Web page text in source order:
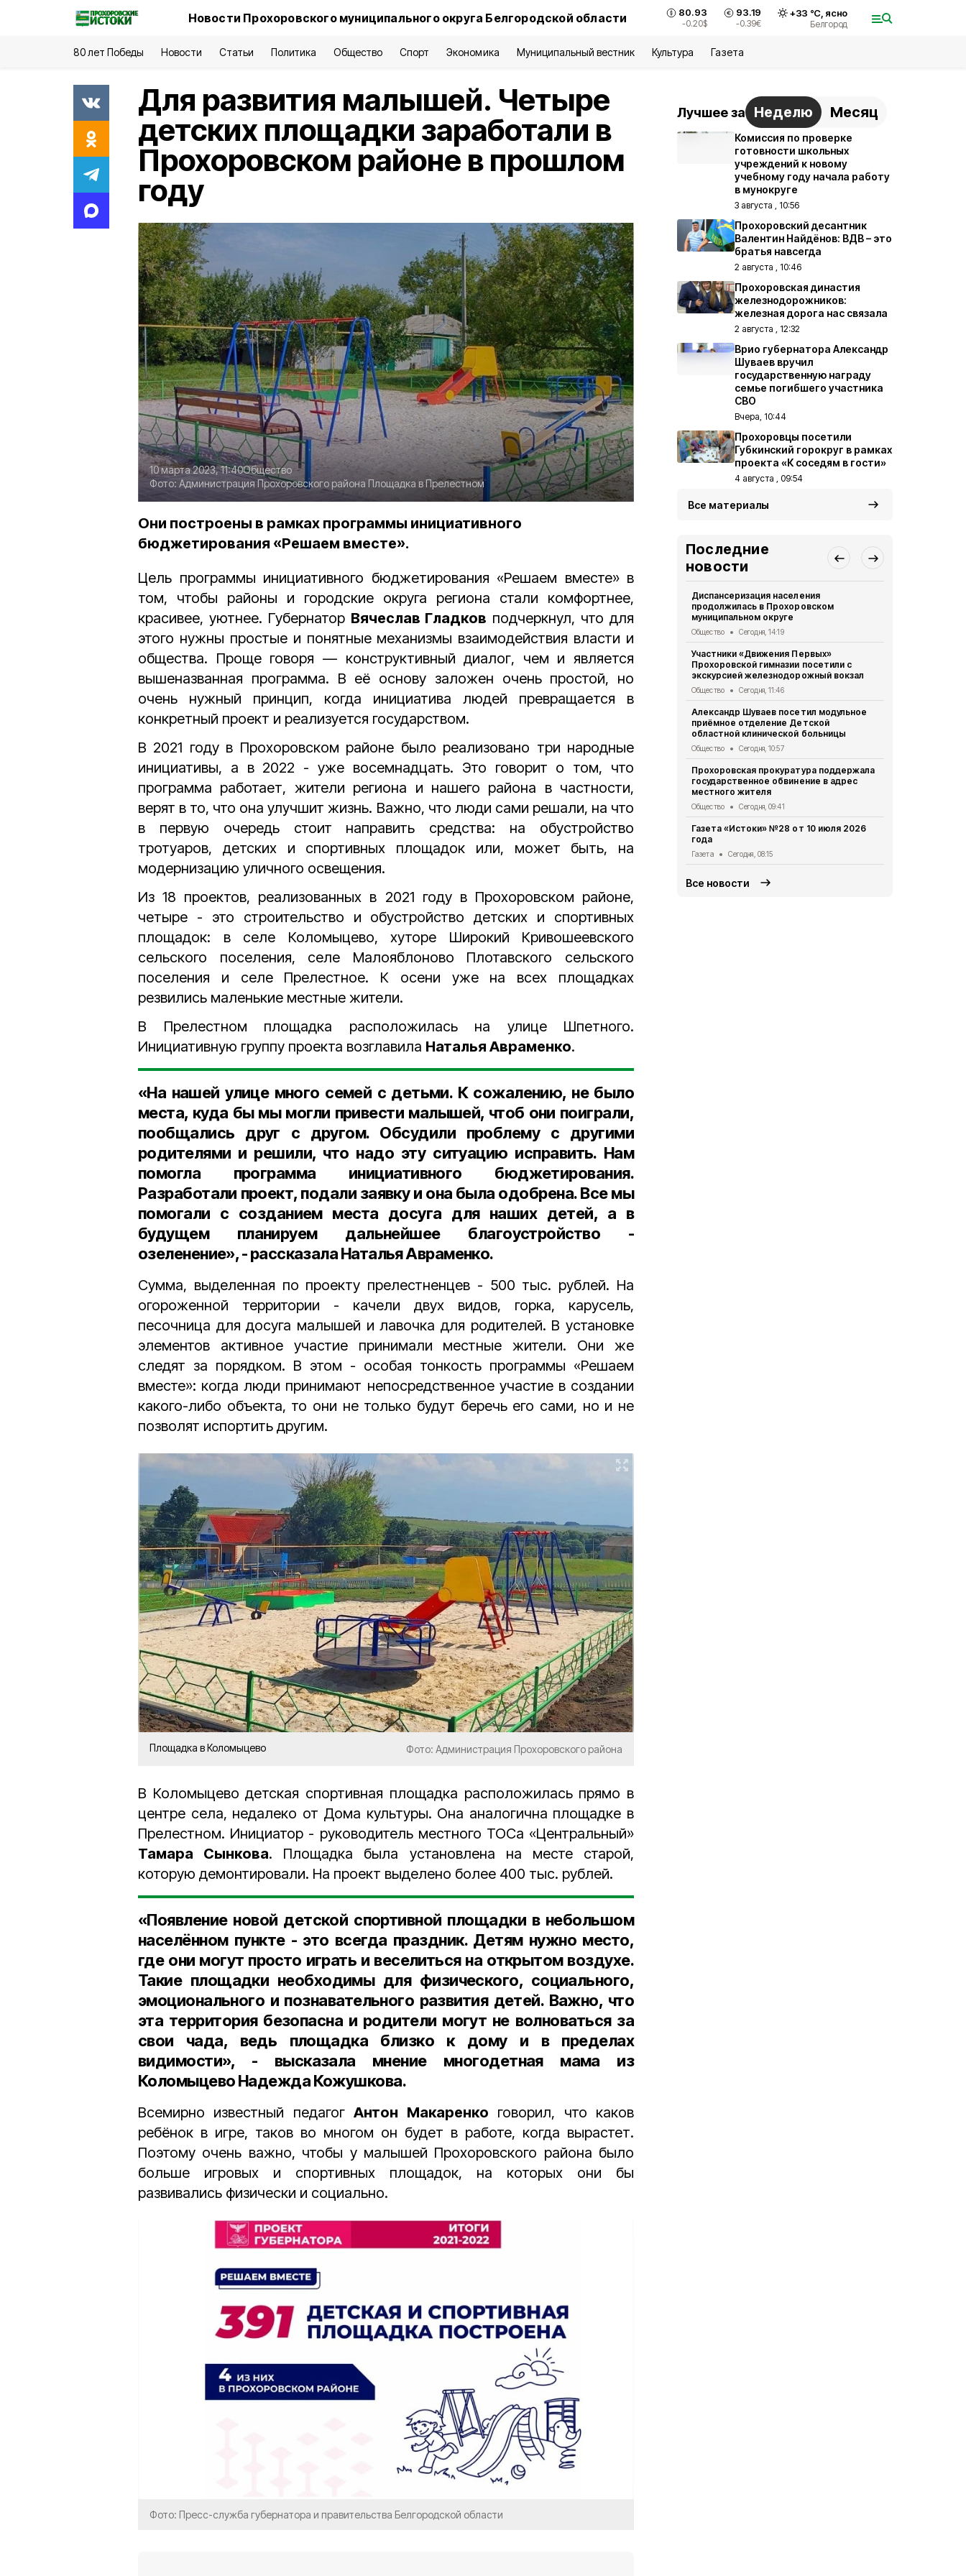
Новости Прохоровского муниципального округа Белгородской области 80.93
-0.20$
93.19
-0.39€
+33 °С, ясно
Белгород
80 лет Победы Новости Статьи Политика Общество Спорт Экономика Муниципальный вестник Культура Газета
Для развития малышей. Четыре
детских площадки заработали в
Прохоровском районе в прошлом
году
10 марта 2023, 11:40Общество
Фото: Администрация Прохоровского района Площадка в Прелестном
Они построены в рамках программы инициативного
бюджетирования «Решаем вместе».
Цель программы инициативного бюджетирования «Решаем вместе» в
том, чтобы районы и городские округа региона стали комфортнее,
красивее, уютнее. Губернатор Вячеслав Гладков подчеркнул, что для
этого нужны простые и понятные механизмы взаимодействия власти и
общества. Проще говоря — конструктивный диалог, чем и является
вышеназванная программа. В её основу заложен очень простой, но
очень нужный принцип, когда инициатива людей превращается в
конкретный проект и реализуется государством.
В 2021 году в Прохоровском районе было реализовано три народные
инициативы, а в 2022 - уже восемнадцать. Это говорит о том, что
программа работает, жители региона и нашего района в частности,
верят в то, что она улучшит жизнь. Важно, что люди сами решали, на что
в первую очередь стоит направить средства: на обустройство
тротуаров, детских и спортивных площадок или, может быть, на
модернизацию уличного освещения.
Из 18 проектов, реализованных в 2021 году в Прохоровском районе,
четыре - это строительство и обустройство детских и спортивных
площадок: в селе Коломыцево, хуторе Широкий Кривошеевского
сельского поселения, селе Малояблоново Плотавского сельского
поселения и селе Прелестное. К осени уже на всех площадках
резвились маленькие местные жители.
В Прелестном площадка расположилась на улице Шпетного.
Инициативную группу проекта возглавила Наталья Авраменко.
«На нашей улице много семей с детьми. К сожалению, не было
места, куда бы мы могли привести малышей, чтоб они поиграли,
пообщались друг с другом. Обсудили проблему с другими
родителями и решили, что надо эту ситуацию исправить. Нам
помогла программа инициативного бюджетирования.
Разработали проект, подали заявку и она была одобрена. Все мы
помогали с созданием места досуга для наших детей, а в
будущем планируем дальнейшее благоустройство -
озеленение», - рассказала Наталья Авраменко.
Сумма, выделенная по проекту прелестненцев - 500 тыс. рублей. На
огороженной территории - качели двух видов, горка, карусель,
песочница для досуга малышей и лавочка для родителей. В установке
элементов активное участие принимали местные жители. Они же
следят за порядком. В этом - особая тонкость программы «Решаем
вместе»: когда люди принимают непосредственное участие в создании
какого-либо объекта, то они не только будут беречь его сами, но и не
позволят испортить другим.
Площадка в Коломыцево Фото: Администрация Прохоровского района
В Коломыцево детская спортивная площадка расположилась прямо в
центре села, недалеко от Дома культуры. Она аналогична площадке в
Прелестном. Инициатор - руководитель местного ТОСа «Центральный»
Тамара Сынкова. Площадка была установлена на месте старой,
которую демонтировали. На проект выделено более 400 тыс. рублей.
«Появление новой детской спортивной площадки в небольшом
населённом пункте - это всегда праздник. Детям нужно место,
где они могут просто играть и веселиться на открытом воздухе.
Такие площадки необходимы для физического, социального,
эмоционального и познавательного развития детей. Важно, что
эта территория безопасна и родители могут не волноваться за
свои чада, ведь площадка близко к дому и в пределах
видимости», - высказала мнение многодетная мама из
Коломыцево Надежда Кожушкова.
Всемирно известный педагогАнтон Макаренко говорил, что каков
ребёнок в игре, таков во многом он будет в работе, когда вырастет.
Поэтому очень важно, чтобы у малышей Прохоровского района было
больше игровых и спортивных площадок, на которых они бы
развивались физически и социально.
Фото: Пресс-служба губернатора и правительства Белгородской области
Лучшее за Неделю Месяц
Комиссия по проверке
готовности школьных
учреждений к новому
учебному году начала работу
в мунокруге
3 августа , 10:56
Прохоровский десантник
Валентин Найдёнов: ВДВ – это
братья навсегда
2 августа , 10:46
Прохоровская династия
железнодорожников:
железная дорога нас связала
2 августа , 12:32
Врио губернатора Александр
Шуваев вручил
государственную награду
семье погибшего участника
СВО
Вчера, 10:44
Прохоровцы посетили
Губкинский горокруг в рамках
проекта «К соседям в гости»
4 августа , 09:54
Все материалы
Последние
новости
Диспансеризация населения
продолжилась в Прохоровском
муниципальном округе
Общество Сегодня, 14:19
Участники «Движения Первых»
Прохоровской гимназии посетили с
экскурсией железнодорожный вокзал
Общество Сегодня, 11:46
Александр Шуваев посетил модульное
приёмное отделение Детской
областной клинической больницы
Общество Сегодня, 10:57
Прохоровская прокуратура поддержала
государственное обвинение в адрес
местного жителя
Общество Сегодня, 09:41
Газета «Истоки» №28 от 10 июля 2026
года
Газета Сегодня, 08:15
Все новости